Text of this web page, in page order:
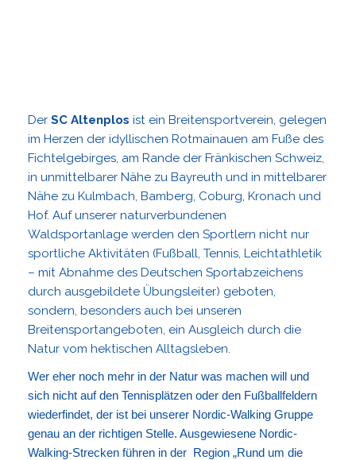
DerSC Altenplos ist ein Breitensportverein, gelegen
im Herzen der idyllischen Rotmainauen am Fuße des
Fichtelgebirges, am Rande der Fränkischen Schweiz,
in unmittelbarer Nähe zu Bayreuth und in mittelbarer
Nähe zu Kulmbach, Bamberg, Coburg, Kronach und
Hof. Auf unserer naturverbundenen
Waldsportanlage werden den Sportlern nicht nur
sportliche Aktivitäten (Fußball, Tennis, Leichtathletik
– mit Abnahme des Deutschen Sportabzeichens
durch ausgebildete Übungsleiter) geboten,
sondern, besonders auch bei unseren
Breitensportangeboten, ein Ausgleich durch die
Natur vom hektischen Alltagsleben.
Wer eher noch mehr in der Natur was machen will und
sich nicht auf den Tennisplätzen oder den Fußballfeldern
wiederfindet, der ist bei unserer Nordic-Walking Gruppe
genau an der richtigen Stelle. Ausgewiesene Nordic-
Walking-Strecken führen in der Region „Rund um die